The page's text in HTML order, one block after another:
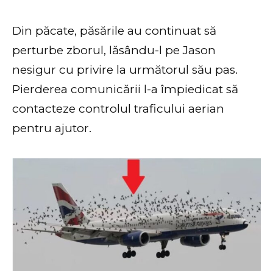
Din păcate, păsările au continuat să
perturbe zborul, lăsându-l pe Jason
nesigur cu privire la următorul său pas.
Pierderea comunicării l-a împiedicat să
contacteze controlul traficului aerian
pentru ajutor.